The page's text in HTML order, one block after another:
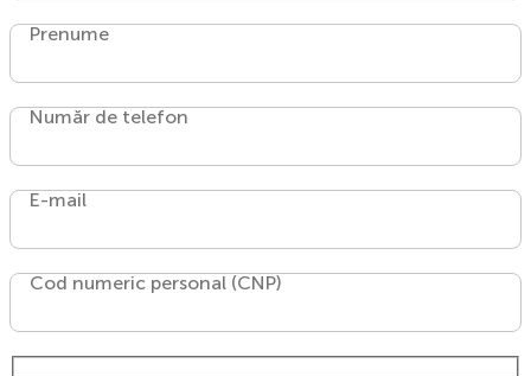
Prenume
Număr de telefon
E-mail
Cod numeric personal (CNP)